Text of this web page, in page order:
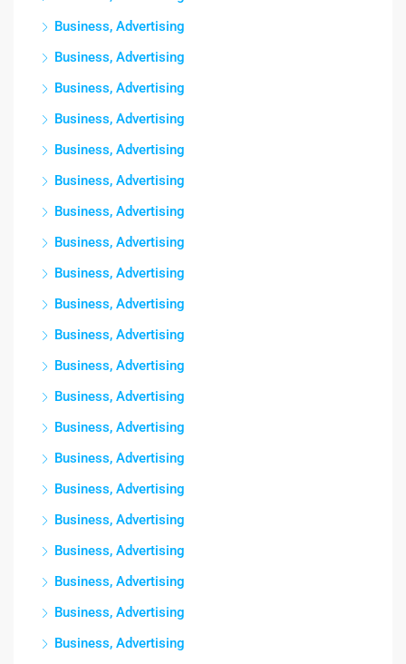
Business, Advertising
Business, Advertising
Business, Advertising
Business, Advertising
Business, Advertising
Business, Advertising
Business, Advertising
Business, Advertising
Business, Advertising
Business, Advertising
Business, Advertising
Business, Advertising
Business, Advertising
Business, Advertising
Business, Advertising
Business, Advertising
Business, Advertising
Business, Advertising
Business, Advertising
Business, Advertising
Business, Advertising